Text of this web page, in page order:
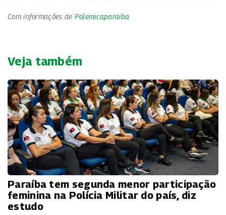
Com informações de Polemicaparaiba
Veja também
Paraíba tem segunda menor participação
feminina na Polícia Militar do país, diz
estudo